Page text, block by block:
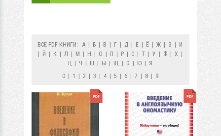
ВСЕ PDF-КНИГИ: А Б В Г Д Е Ё Ж З
И
Й К Л М Н О П Р С Т У Ф Х
Ц
Ч Ш Ы Щ Э Ю
Я
0
1 2 3 4 5 6 7 8 9